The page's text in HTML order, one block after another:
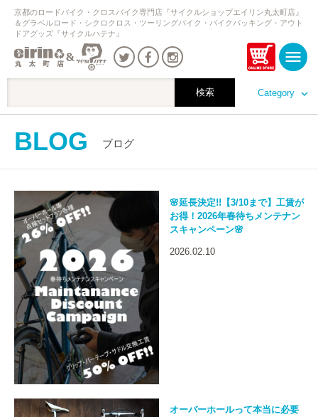
Category
京都のロードバイク・クロスバイク専門店『サイクルショップエイリン丸太町店』
＆グラベルロード・シクロクロス・ツーリングバイク・バイクパッキング・アウト
ドアグッズ『サイクルハテナ』
BLOG ブログ
🌸延長決定!!【3/10まで】工賃が
お得！2026年春待ちメンテナン
スキャンペーン🌸
2026.02.10
オーバーホールって本当に必要